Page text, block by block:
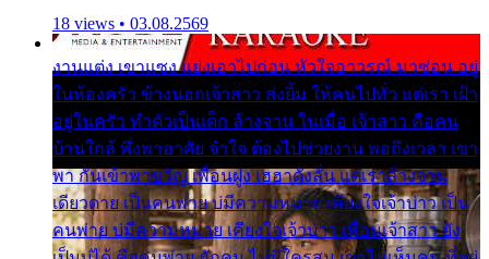
18 views • 03.08.2569
งานแต่ง เขาแซง แย่งเอาไปก่อน หัวใจอาวรณ์ มาซ่อน อยู่
ในห้องครัว ข้างนอกเจ้าสาว ส่งยิ้ม ให้คนไปทั่ว แต่เรา เฝ้า
อยู่ในครัว ทำตัวเป็นเด็ก ล้างจาน ในเมื่อ เจ้าสาว คือคน
บ้านใกล้ พึ่งพาอาศัย จำใจ ต้องไปช่วยงาน พอถึงเวลา เขา
พา กันเข้าพาขวัญ เพื่อนฝูง เฮฮาดังลั่น แต่เราล้างจาน
เดียวดาย เป็นคนพ่าย บ่มีความหมาย เคียงใจเจ้าบ่าว เป็น
คนพ่าย บ่มีความหมาย เคียงใจเจ้าบ่าว เพื่อนเจ้าสาว ยัง